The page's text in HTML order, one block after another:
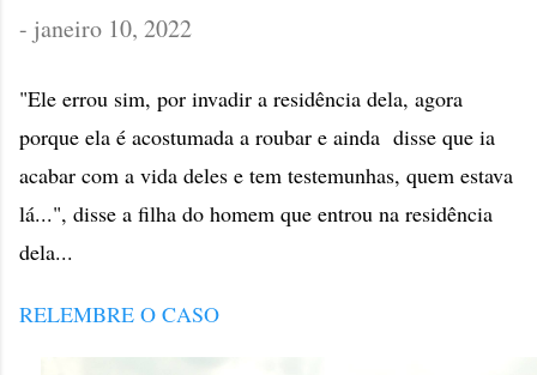
- janeiro 10, 2022
"Ele errou sim, por invadir a residência dela, agora
porque ela é acostumada a roubar e ainda disse que ia
acabar com a vida deles e tem testemunhas, quem estava
lá...", disse a filha do homem que entrou na residência
dela...
RELEMBRE O CASO